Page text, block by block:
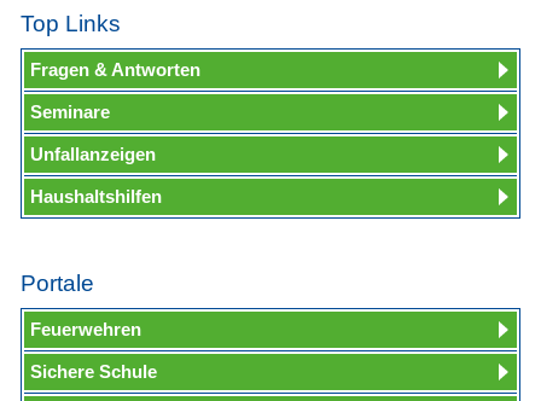
Top Links
Fragen & Antworten
Seminare
Unfallanzeigen
Haushaltshilfen
Portale
Feuerwehren
Sichere Schule